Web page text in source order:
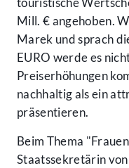
Mill. € angehoben.
Marek und sprach
EURO werde es
Preiserhöhungen
nachhaltig als ein
präsentieren.
Beim Thema
Staatssekretärin